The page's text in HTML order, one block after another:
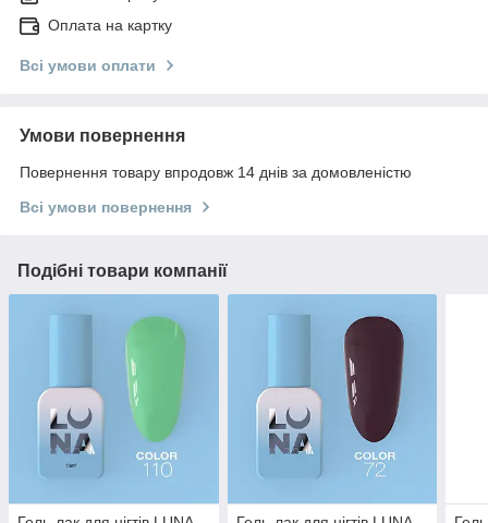
Оплата на картку
Всі умови оплати
Умови повернення
Повернення товару впродовж 14 днів за домовленістю
Всі умови повернення
Подібні товари компанії